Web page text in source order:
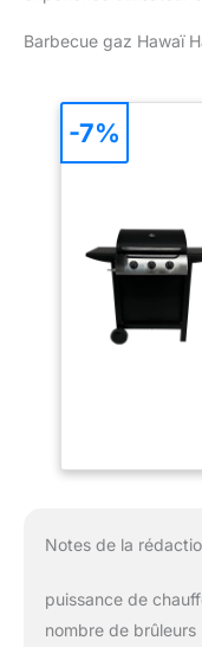
Barbecue gaz Hawaï
-7%
Notes de la
puissance de
nombre de brûleurs